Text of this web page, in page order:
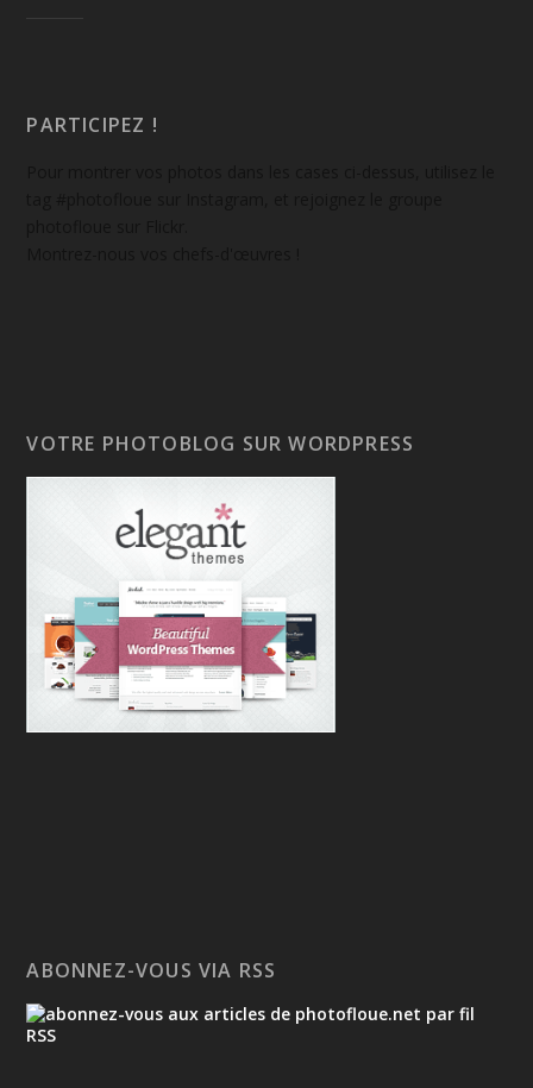
PARTICIPEZ !
VOTRE PHOTOBLOG SUR WORDPRESS
ABONNEZ-VOUS VIA RSS